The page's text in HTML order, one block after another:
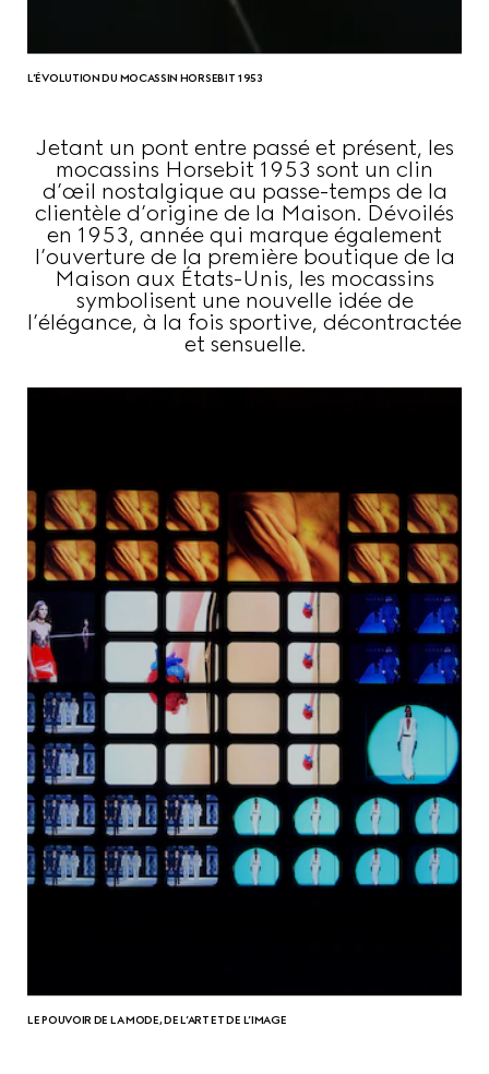
L’ÉVOLUTION DU MOCASSIN HORSEBIT 1953
Jetant un pont entre passé et présent, les
mocassins Horsebit 1953 sont un clin
d’œil nostalgique au passe-temps de la
clientèle d’origine de la Maison. Dévoilés
en 1953, année qui marque également
l’ouverture de la première boutique de la
Maison aux États-Unis, les mocassins
symbolisent une nouvelle idée de
l’élégance, à la fois sportive, décontractée
et sensuelle.
LE POUVOIR DE LA MODE, DE L’ART ET DE L’IMAGE